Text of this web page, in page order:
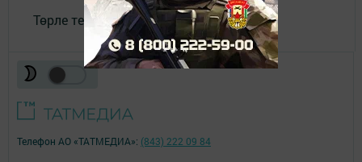
Төрле темалар
Телефон АО «ТАТМЕДИА»: (843) 222 09 84